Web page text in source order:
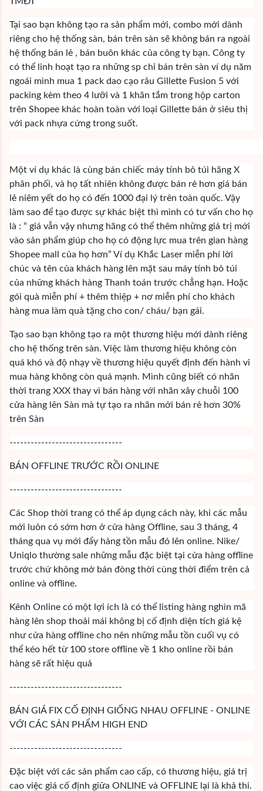
Tại sao bạn không tạo ra sản phẩm mới, combo mới dành
riêng cho hệ thống sàn, bán trên sàn sẽ không bán ra ngoài
hệ thống bán lẻ , bán buôn khác của công ty bạn. Công ty
có thể linh hoạt tạo ra những sp chỉ bán trên sàn ví dụ năm
ngoái mình mua 1 pack dao cạo râu Gillette Fusion 5 với
packing kèm theo 4 lưỡi và 1 khăn tắm trong hộp carton
trên Shopee khác hoàn toàn với loại Gillette bán ở siêu thị
với pack nhựa cứng trong suốt.
Một ví dụ khác là cùng bán chiếc máy tính bỏ túi hãng X
phân phối, và họ tất nhiên không được bán rẻ hơn giá bán
lẻ niêm yết do họ có đến 1000 đại lý trên toàn quốc. Vậy
làm sao để tạo được sự khác biệt thì mình có tư vấn cho họ
là : “ giá vẫn vậy nhưng hãng có thể thêm những giá trị mới
vào sản phẩm giúp cho họ có động lực mua trên gian hàng
Shopee mall của họ hơn” Ví dụ Khắc Laser miễn phí lời
chúc và tên của khách hàng lên mặt sau máy tính bỏ túi
của những khách hàng Thanh toán trước chẳng hạn. Hoặc
gói quà miễn phí + thêm thiệp + nơ miễn phí cho khách
hàng mua làm quà tặng cho con/ cháu/ bạn gái.
Tạo sao bạn không tạo ra một thương hiệu mới dành riêng
cho hệ thống trên sàn. Việc làm thương hiệu không còn
quá khó và độ nhạy về thương hiệu quyết định đến hành vi
mua hàng không còn quá mạnh. Mình cũng biết có nhãn
thời trang XXX thay vì bán hàng với nhãn xây chuỗi 100
cửa hàng lên Sàn mà tự tạo ra nhãn mới bán rẻ hơn 30%
trên Sàn
--------------------------------
BÁN OFFLINE TRƯỚC RỒI ONLINE
--------------------------------
Các Shop thời trang có thể áp dụng cách này, khi các mẫu
mới luôn có sớm hơn ở cửa hàng Offline, sau 3 tháng, 4
tháng qua vụ mới đẩy hàng tồn mẫu đó lên online. Nike/
Uniqlo thường sale những mẫu đặc biệt tại cửa hàng offline
trước chứ không mở bán đòng thời cùng thời điểm trên cả
online và offline.
Kênh Online có một lợi ích là có thể listing hàng nghìn mã
hàng lên shop thoải mái không bị cố định diện tích giá kệ
như cửa hàng offline cho nên những mẫu tồn cuối vụ có
thể kéo hết từ 100 store offline về 1 kho online rồi bán
hàng sẽ rất hiệu quả
--------------------------------
BÁN GIÁ FIX CỐ ĐỊNH GIỐNG NHAU OFFLINE - ONLINE
VỚI CÁC SẢN PHẨM HIGH END
--------------------------------
Đặc biệt với các sản phẩm cao cấp, có thương hiệu, giá trị
cao việc giá cố định giữa ONLINE và OFFLINE lại là khả thi.